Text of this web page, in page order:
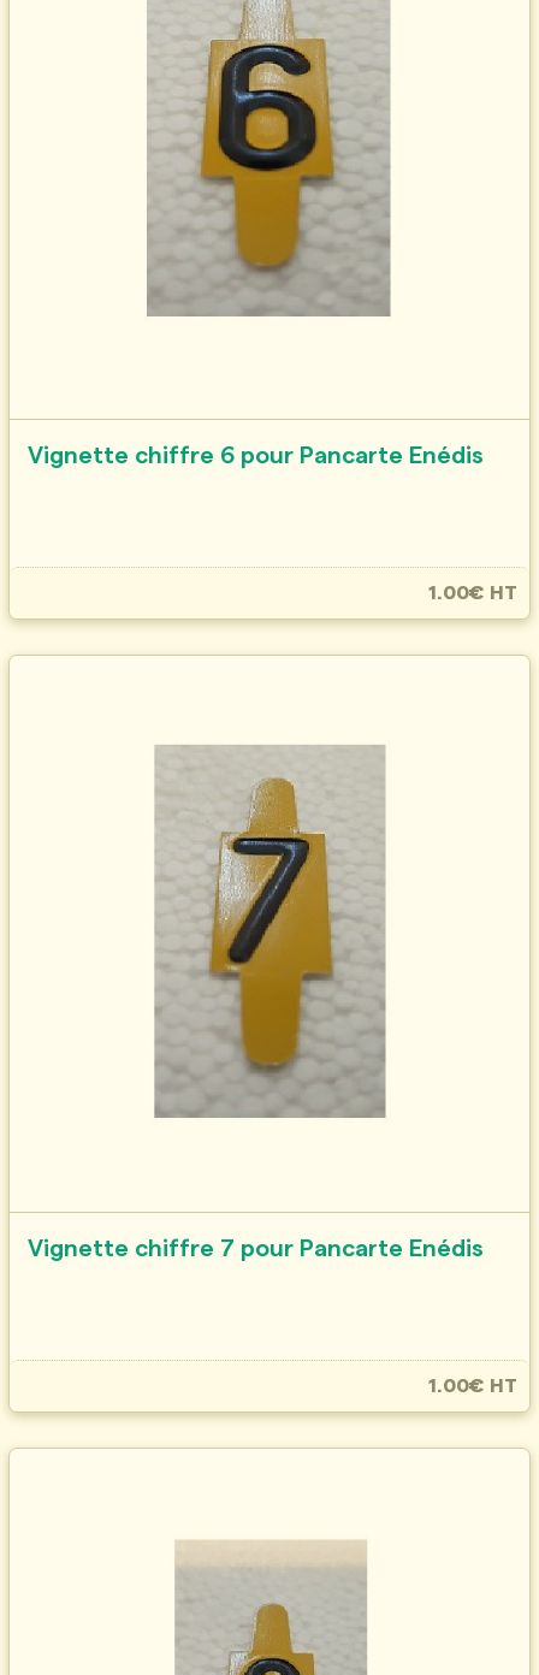
Vignette chiffre 6 pour Pancarte Enédis
1.00€ HT
Vignette chiffre 7 pour Pancarte Enédis
1.00€ HT